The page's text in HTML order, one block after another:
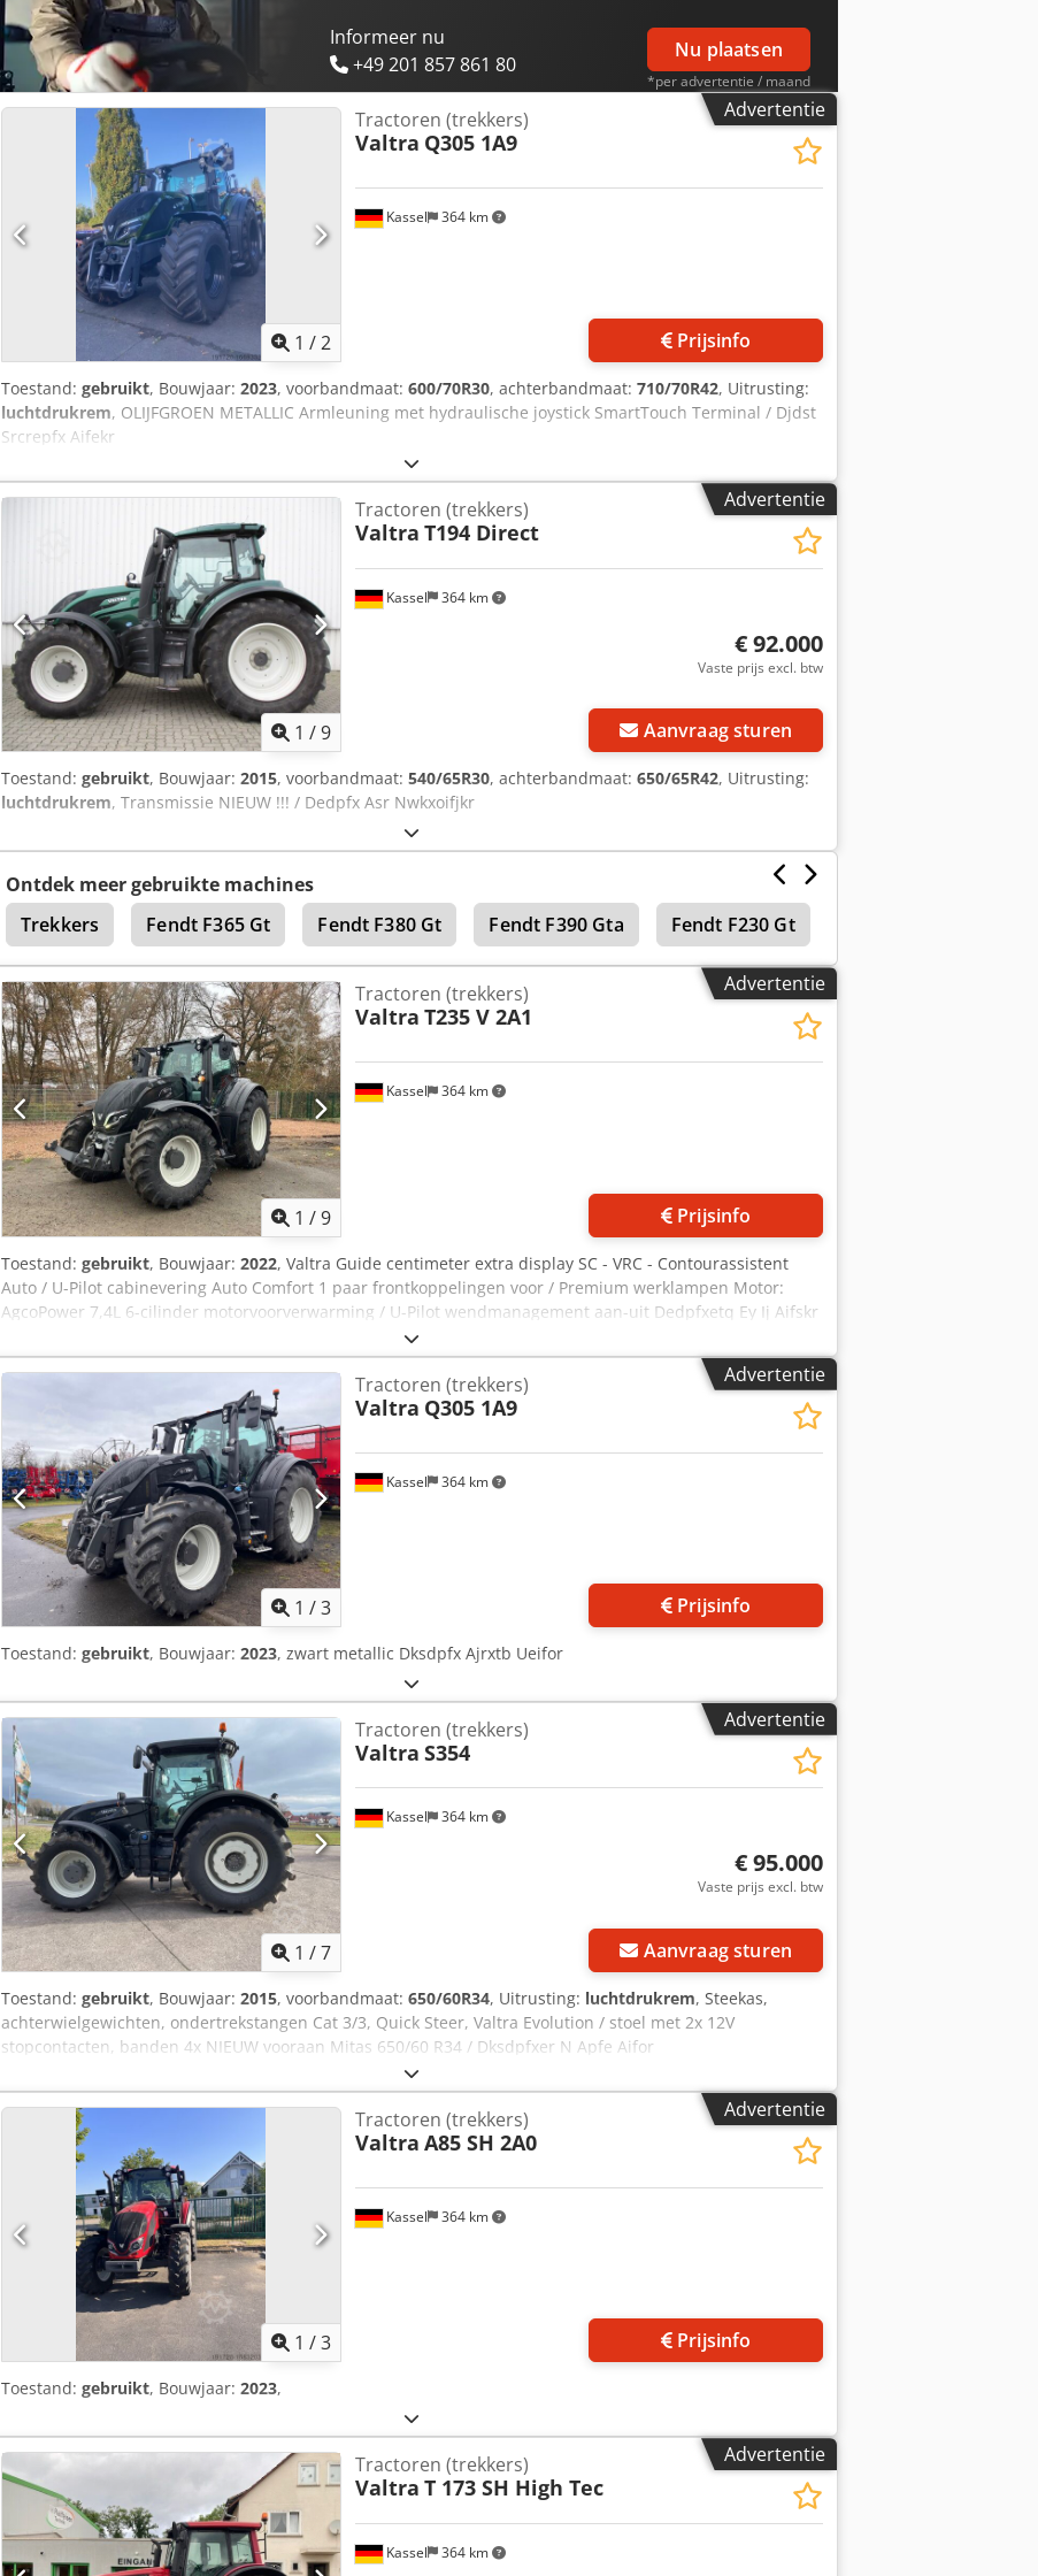
Informeer nu
+49 201 857 861 80
Nu plaatsen
*per advertentie / maand
Advertentie
1 /2
Kassel 364 km
Tractoren (trekkers)
Valtra Q305 1A9
Prijsinfo
Toestand: gebruikt, Bouwjaar: 2023, voorbandmaat: 600/70R30, achterbandmaat: 710/70R42, Uitrusting:
luchtdrukrem, OLIJFGROEN METALLIC Armleuning met hydraulische joystick SmartTouch Terminal / Djdst
Srcrepfx Aifekr
Advertentie
1 /9
Kassel 364 km
Tractoren (trekkers)
Valtra T194 Direct
€ 92.000
Vaste prijs excl. btw
Aanvraag sturen
Toestand: gebruikt, Bouwjaar: 2015, voorbandmaat: 540/65R30, achterbandmaat: 650/65R42, Uitrusting:
luchtdrukrem, Transmissie NIEUW !!! / Dedpfx Asr Nwkxoifjkr
Ontdek meer gebruikte machines
Trekkers
Fendt F365 Gt Fendt F380 Gt Fendt F390 Gta Fendt F230 Gt
Advertentie
1 /9
Kassel 364 km
Tractoren (trekkers)
Valtra T235 V 2A1
Prijsinfo
Toestand: gebruikt, Bouwjaar: 2022, Valtra Guide centimeter extra display SC - VRC - Contourassistent
Auto / U-Pilot cabinevering Auto Comfort 1 paar frontkoppelingen voor / Premium werklampen Motor:
AgcoPower 7,4L 6-cilinder motorvoorverwarming / U-Pilot wendmanagement aan-uit Dedpfxetq Ey Ij Aifskr
Advertentie
1 /3
Kassel 364 km
Tractoren (trekkers)
Valtra Q305 1A9
Prijsinfo
Toestand: gebruikt, Bouwjaar: 2023, zwart metallic Dksdpfx Ajrxtb Ueifor
Advertentie
1 /7
Kassel 364 km
Tractoren (trekkers)
Valtra S354
€ 95.000
Vaste prijs excl. btw
Aanvraag sturen
Toestand: gebruikt, Bouwjaar: 2015, voorbandmaat: 650/60R34, Uitrusting: luchtdrukrem, Steekas,
achterwielgewichten, ondertrekstangen Cat 3/3, Quick Steer, Valtra Evolution / stoel met 2x 12V
stopcontacten, banden 4x NIEUW vooraan Mitas 650/60 R34 / Dksdpfxer N Apfe Aifor
Advertentie
1 /3
Kassel 364 km
Tractoren (trekkers)
Valtra A85 SH 2A0
Prijsinfo
Toestand: gebruikt, Bouwjaar: 2023,
Advertentie
Kassel 364 km
Tractoren (trekkers)
Valtra T 173 SH High Tec